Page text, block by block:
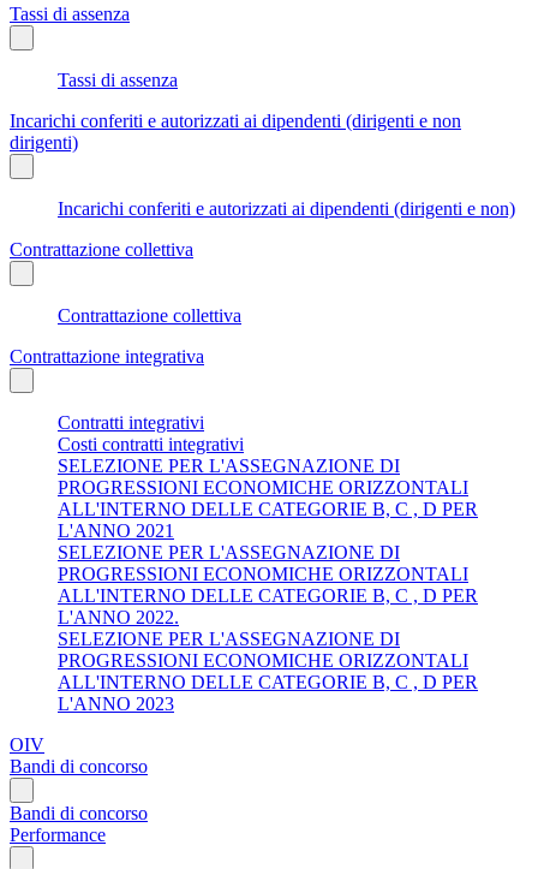
Tassi di assenza
Tassi di assenza
Incarichi conferiti e autorizzati ai dipendenti (dirigenti e non
dirigenti)
Incarichi conferiti e autorizzati ai dipendenti (dirigenti e non)
Contrattazione collettiva
Contrattazione collettiva
Contrattazione integrativa
Contratti integrativi
Costi contratti integrativi
SELEZIONE PER L'ASSEGNAZIONE DI
PROGRESSIONI ECONOMICHE ORIZZONTALI
ALL'INTERNO DELLE CATEGORIE B, C , D PER
L'ANNO 2021
SELEZIONE PER L'ASSEGNAZIONE DI
PROGRESSIONI ECONOMICHE ORIZZONTALI
ALL'INTERNO DELLE CATEGORIE B, C , D PER
L'ANNO 2022.
SELEZIONE PER L'ASSEGNAZIONE DI
PROGRESSIONI ECONOMICHE ORIZZONTALI
ALL'INTERNO DELLE CATEGORIE B, C , D PER
L'ANNO 2023
OIV
Bandi di concorso
Bandi di concorso
Performance